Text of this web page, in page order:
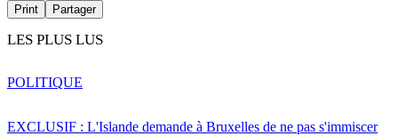
Print Partager
LES PLUS LUS
EXCLUSIF : L'Islande demande à Bruxelles de ne pas s'immiscer
POLITIQUE